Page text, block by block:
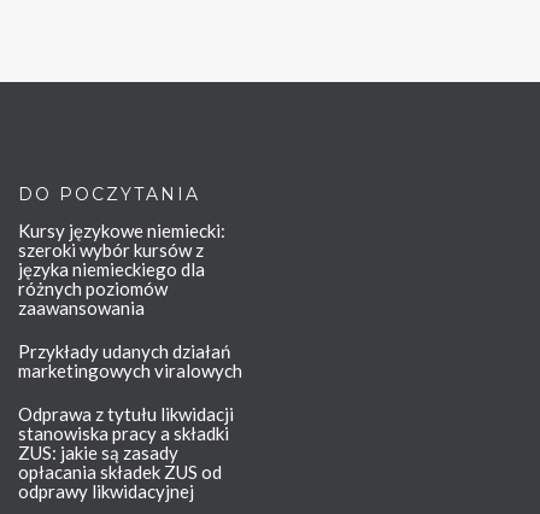
DO POCZYTANIA
Kursy językowe niemiecki:
szeroki wybór kursów z
języka niemieckiego dla
różnych poziomów
zaawansowania
Przykłady udanych działań
marketingowych viralowych
Odprawa z tytułu likwidacji
stanowiska pracy a składki
ZUS: jakie są zasady
opłacania składek ZUS od
odprawy likwidacyjnej